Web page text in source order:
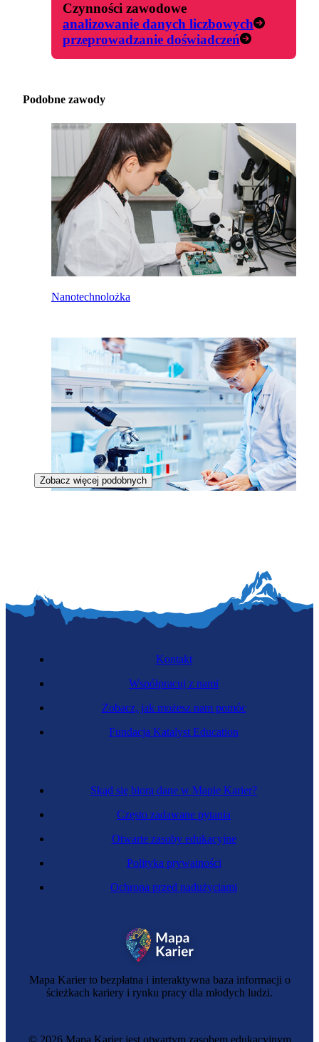
Czynności zawodowe
analizowanie danych liczbowych
przeprowadzanie doświadczeń
Podobne zawody
Nanotechnolożka
Zawód przyszłości
Biolożka starzenia
Biolożka molekularna
Zobacz więcej podobnych
Mapa Karier to bezpłatna i interaktywna baza informacji o
ścieżkach kariery i rynku pracy dla młodych ludzi.
Skąd się biorą dane w Mapie Karier?
Często zadawane pytania
Otwarte zasoby edukacyjne
Polityka prywatności
Ochrona przed nadużyciami
Kontakt
Współpracuj z nami
Zobacz, jak możesz nam pomóc
Fundacja Katalyst Education